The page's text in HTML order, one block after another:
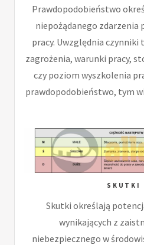
Prawdopodobieństwo
niepożądanego zdarzenia
pracy. Uwzględnia
zagrożenia, warunki pracy,
czy poziom wyszkolenia
prawdopodobieństwo, tym
SKUTKI
Skutki określają
wynikających z
niebezpiecznego w